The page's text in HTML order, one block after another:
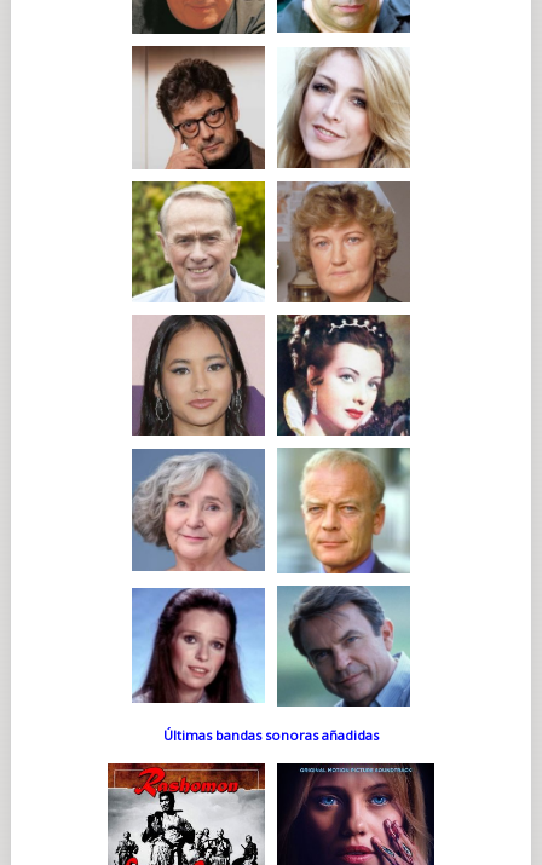
Últimas bandas sonoras añadidas